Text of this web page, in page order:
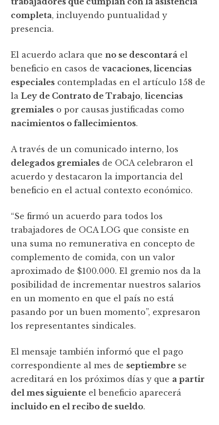
completa, incluyendo puntualidad y
presencia.
El acuerdo aclara queno se descontará el
beneficio en casos devacaciones, licencias
especiales contempladas en el artículo 158 de
laLey de Contrato de Trabajo,licencias
gremiales o por causas justificadas como
nacimientos o fallecimientos.
A través de un comunicado interno, los
delegados gremiales de OCA celebraron el
acuerdo y destacaron la importancia del
beneficio en el actual contexto económico.
“Se firmó un acuerdo para todos los
trabajadores de OCA LOG que consiste en
una suma no remunerativa en concepto de
complemento de comida, con un valor
aproximado de $100.000. El gremio nos da la
posibilidad de incrementar nuestros salarios
en un momento en que el país no está
pasando por un buen momento”, expresaron
los representantes sindicales.
El mensaje también informó que el pago
correspondiente al mes de septiembre se
acreditará en los próximos días y que a partir
del mes siguiente el beneficio aparecerá
incluido en el recibo de sueldo.